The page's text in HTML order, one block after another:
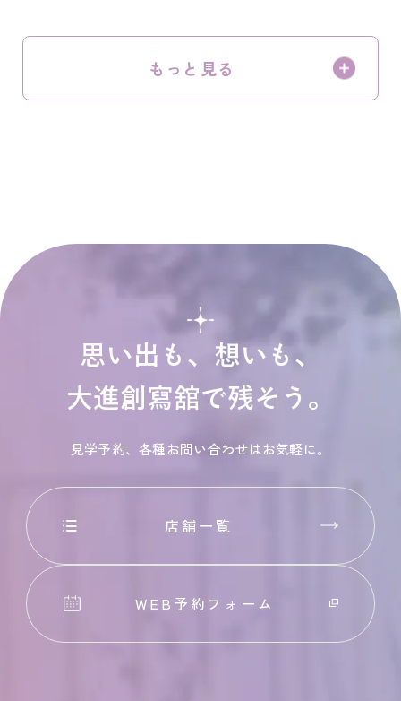
もっと見る
思い出も、想いも、
大進創寫舘で残そう。
見学予約、各種お問い合わせはお気軽に。
店舗一覧
WEB予約フォーム